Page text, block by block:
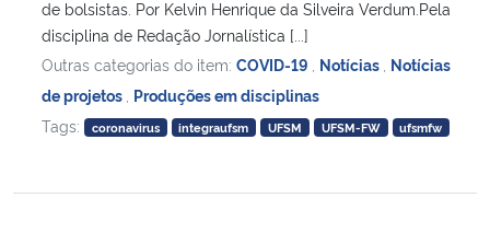
de bolsistas. Por Kelvin Henrique da Silveira Verdum.Pela
disciplina de Redação Jornalística [...]
Outras categorias do item: COVID-19 Notícias Notícias
de projetos Produções em disciplinas
Tags:
coronavirus integraufsm UFSM UFSM-FW ufsmfw